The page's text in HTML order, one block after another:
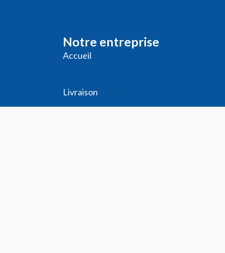
Notre entreprise
Accueil
Livraison
Mentions légales